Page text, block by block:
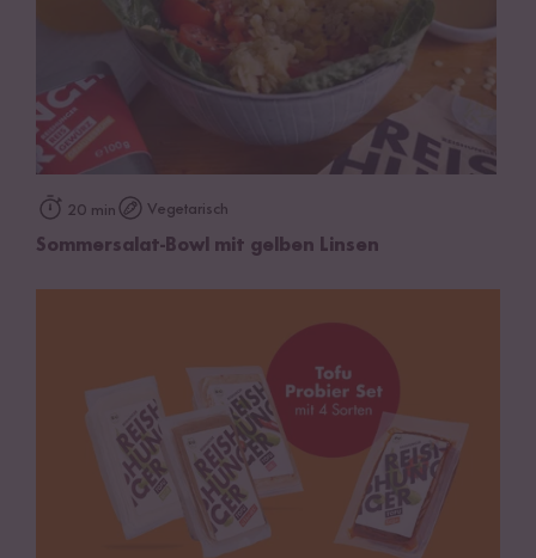
20 min Vegetarisch
Sommersalat-Bowl mit gelben Linsen